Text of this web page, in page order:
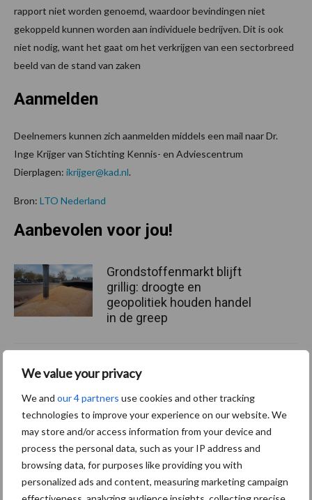
We value your privacy
We and our 4 partners use cookies and other tracking
technologies to improve your experience on our website. We
may store and/or access information from your device and
process the personal data, such as your IP address and
browsing data, for purposes like providing you with
personalized ads and content, measuring marketing campaign
rapport niet worden genoemd, waardoor bevindingen niet
gekoppeld kunnen worden aan individuele bedrijven. Dit is ook
niet nodig, want het gaat om het verkrijgen van een sectorbreed
beeld van de stand van zaken
Aanmelden
Deelnemers kunnen zich aanmelden middels een mail naar Dr.
Inge Krijger van Stichting Kennis- en Adviescentrum
Dierplagen: ikrijger@kad.nl.
Bron: LTO Nederland
Aanbevolen voor jou!
Grondstoffenmarkt blijft
grillig: droogte en
geopolitiek houden handel
in de greep
De speenhuid: een vaak
onderschatte risicofactor
voor mastitis
ForFarmers ziet volume en
marktaandeel groeien in
krimpende Nederlandse